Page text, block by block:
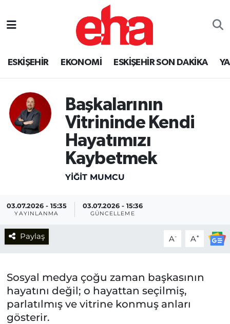
ESKİŞEHİR EKONOMİ ESKİŞEHİR SON DAKİKA
Başkalarının
Vitrininde Kendi
Hayatımızı
Kaybetmek
YİĞİT MUMCU
03.07.2026 - 15:35
YAYINLANMA
03.07.2026 - 15:36
GÜNCELLEME
Paylaş A- A+
Sosyal medya çoğu zaman başkasının
hayatını değil; o hayattan seçilmiş,
parlatılmış ve vitrine konmuş anları
gösterir.